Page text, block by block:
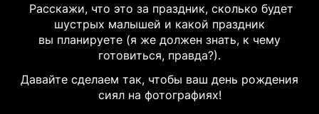
Расскажи, что это за праздник, сколько будет
шустрых малышей и какой праздник
вы планируете (я же должен знать, к чему
готовиться, правда?).
Давайте сделаем так, чтобы ваш день рождения
сиял на фотографиях!